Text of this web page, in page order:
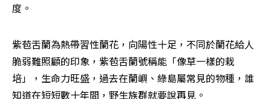
度。
紫苞舌蘭為熱帶習性蘭花，向陽性十足，不同於蘭花給人
脆弱難照顧的印象，紫苞舌蘭號稱能「像草一樣的栽
培」，生命力旺盛，過去在蘭嶼、綠島屬常見的物種，誰
知道在短短數十年間，野生族群就要說再見。